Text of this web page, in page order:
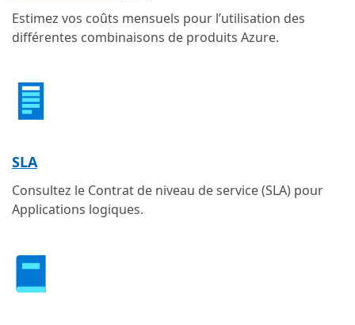
Estimez vos coûts mensuels pour l’utilisation des
différentes combinaisons de produits Azure.
SLA
Consultez le Contrat de niveau de service (SLA) pour
Applications logiques.